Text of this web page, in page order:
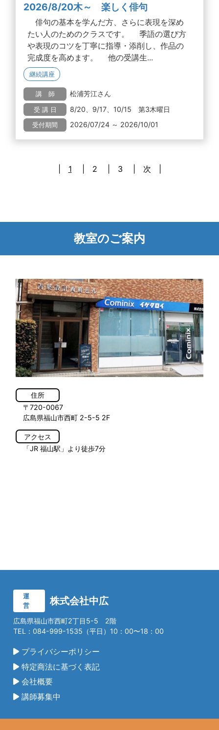
2026/8/20木～ 楽しく俳句
俳句の基本を学んだ方、さらに表現を深め
たい人のためのクラスです。 季語の選び方
や表現のコツを丁寧に指導・添削し、作品の
完成度を高めます。 他の受講生...
継続講座
講 師 松浦芳江さん
受 講 日 8/20、9/17、10/15 第3木曜日
受付期間 2026/07/24 ～ 2026/10/01
1 2 3 次
教室のご案内
住所
〒720-0067
広島県福山市西町 2-5-5 2F
アクセス
「JR 福山駅」より徒歩7分
運
営
株式会社中広
広島県福山市西町2丁目5-5 2階
TEL：084-999-1535（平日）10：00〜18：00
プライバシーポリシー
特定商法に基づく表記
会社概要
講師募集中